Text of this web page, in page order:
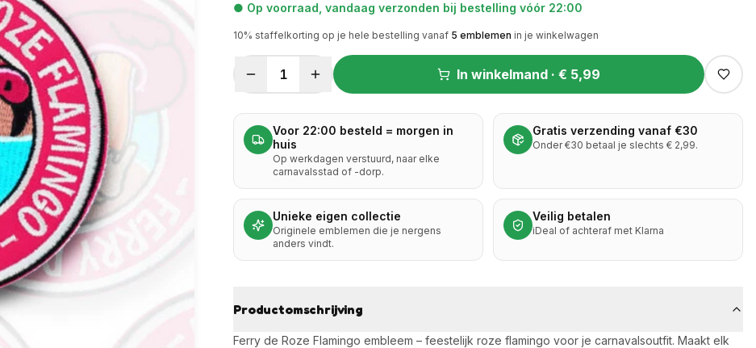
● Op voorraad, vandaag verzonden bij bestelling vóór 22:00
10% staffelkorting op je hele bestelling vanaf 5 emblemen in je winkelwagen
1 In winkelmand · € 5,99
Voor 22:00 besteld = morgen in
huis
Op werkdagen verstuurd, naar elke
carnavalsstad of -dorp.
Gratis verzending vanaf €30
Onder €30 betaal je slechts € 2,99.
Unieke eigen collectie
Originele emblemen die je nergens
anders vindt.
Veilig betalen
iDeal of achteraf met Klarna
Productomschrijving
Ferry de Roze Flamingo embleem – feestelijk roze flamingo voor je carnavalsoutfit. Maakt elk